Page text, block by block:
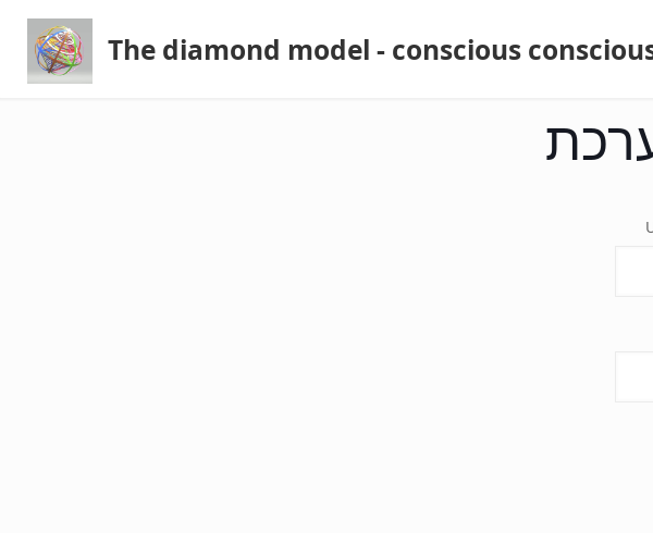
The diamond model - conscious